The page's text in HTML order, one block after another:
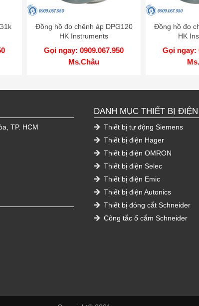
Đồng hồ đo chênh áp DPG120
HK Instruments
Gọi ngay: 0909.067.950
Ms.Châu
Đồng hồ đo
HK
Gọi ngay:
TP. HCM
DANH MỤC THIẾT BỊ ĐIỆN
Thiết bị tự động Siemens
Thiết bị điện Hager
Thiết bị điện OMRON
Thiết bị điện Selec
Thiết bị điện Emic
Thiết bị điện Autonics
Thiết bị đóng cắt Schneider
Công tắc ổ cắm Schneider